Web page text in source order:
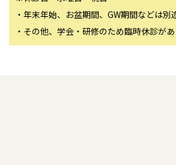
・年末年始、お盆期間、GW期間などは別
・その他、学会・研修のため臨時休診があ